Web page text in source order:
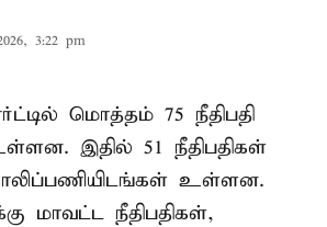
3:22 pm
மொத்தம் 75 நீதிபதி
இதில் 51 நீதிபதிகள்
உள்ளன.
மாவட்ட நீதிபதிகள்,